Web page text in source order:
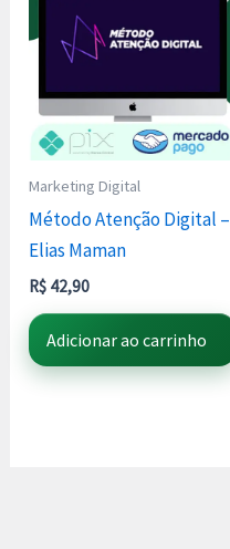
Marketing Digital
Método Atenção Digital –
Elias Maman
R$ 42,90
Adicionar ao carrinho